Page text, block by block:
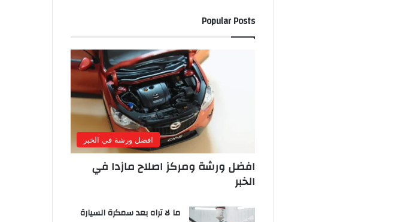
Popular Posts
افضل ورشة في الخبر
افضل ورشة ومركز اصلاح مازدا في
الخبر
ما لا تراه بعد سمكرة السيارة